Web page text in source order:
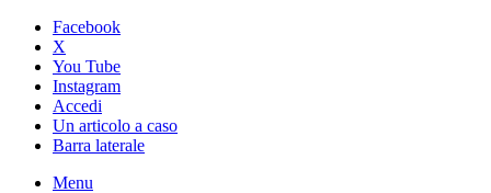
Facebook
X
You Tube
Instagram
Accedi
Un articolo a caso
Barra laterale
Menu